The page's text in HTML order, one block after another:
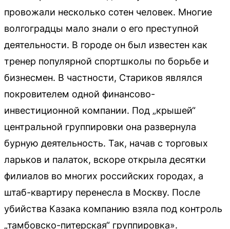
провожали несколько сотен человек. Многие
волгоградцы мало знали о его преступной
деятельности. В городе он был известен как
тренер популярной спортшколы по борьбе и
бизнесмен. В частности, Стариков являлся
покровителем одной финансово-
инвестиционной компании. Под „крышей“
центральной группировки она развернула
бурную деятельность. Так, начав с торговых
ларьков и палаток, вскоре открыла десятки
филиалов во многих российских городах, а
штаб-квартиру перенесла в Москву. После
убийства Казака компанию взяла под контроль
„тамбовско-питерская“ группировка».